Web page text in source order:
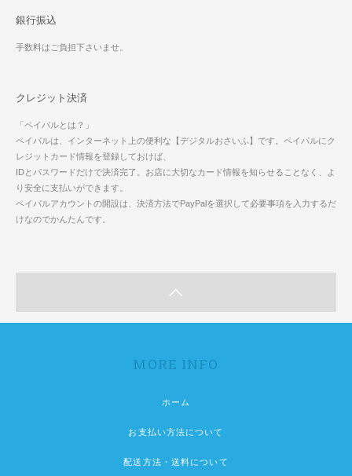
銀行振込
手数料はご負担下さいませ。
クレジット決済
「ペイパルとは？」
ペイパルは、インターネット上の便利な【デジタルおさいふ】です。ペイパルにク
レジットカード情報を登録しておけば、
IDとパスワードだけで決済完了。お店に大切なカード情報を知らせることなく、よ
り安全に支払いができます。
ペイパルアカウントの開設は、決済方法でPayPalを選択して必要事項を入力するだ
けなのでかんたんです。
MORE INFO
ホーム
お支払い方法について
配送方法・送料について